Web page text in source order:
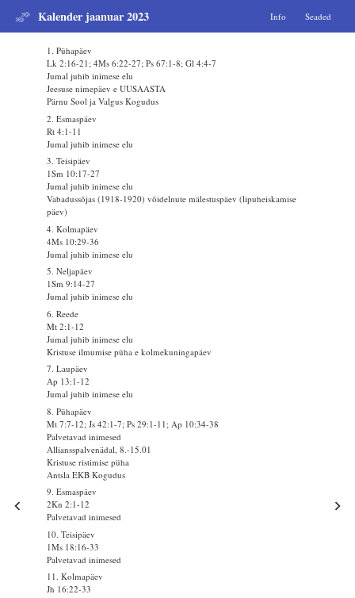
Kalender jaanuar 2023 Info Seaded
1. Pühapäev
Lk 2:16-21; 4Ms 6:22-27; Ps 67:1-8; Gl 4:4-7
Jumal juhib inimese elu
Jeesuse nimepäev e UUSAASTA
Pärnu Sool ja Valgus Kogudus
2. Esmaspäev
Rt 4:1-11
Jumal juhib inimese elu
3. Teisipäev
1Sm 10:17-27
Jumal juhib inimese elu
Vabadussõjas (1918-1920) võidelnute mälestuspäev (lipuheiskamise
päev)
4. Kolmapäev
4Ms 10:29-36
Jumal juhib inimese elu
5. Neljapäev
1Sm 9:14-27
Jumal juhib inimese elu
6. Reede
Mt 2:1-12
Jumal juhib inimese elu
Kristuse ilmumise püha e kolmekuningapäev
7. Laupäev
Ap 13:1-12
Jumal juhib inimese elu
8. Pühapäev
Mt 7:7-12; Js 42:1-7; Ps 29:1-11; Ap 10:34-38
Palvetavad inimesed
Alliansspalvenädal, 8.-15.01
Kristuse ristimise püha
Antsla EKB Kogudus
9. Esmaspäev
2Kn 2:1-12
Palvetavad inimesed
10. Teisipäev
1Ms 18:16-33
Palvetavad inimesed
11. Kolmapäev
Jh 16:22-33